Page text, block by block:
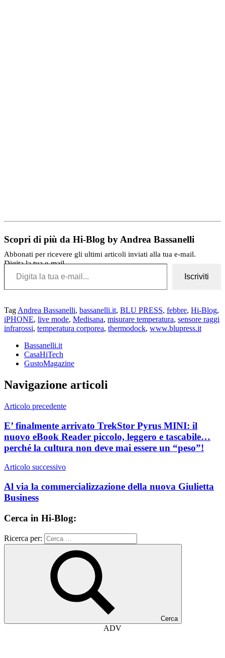
Scopri di più da Hi-Blog by Andrea Bassanelli
Abbonati per ricevere gli ultimi articoli inviati alla tua e-mail.
Digita la tua e-mail...
Iscriviti
Tag Andrea Bassanelli, bassanelli.it, BLU PRESS, febbre, Hi-Blog,
iPHONE, live mode, Medisana, misurare temperatura, sensore raggi
infrarossi, temperatura corporea, thermodock, www.blupress.it
Bassanelli.it
CasaHiTech
GustoMagazine
Navigazione articoli
Articolo precedente
E’ finalmente arrivato TrekStor Pyrus MINI: il
nuovo eBook Reader piccolo, leggero e tascabile…
perché la cultura non deve mai essere un “peso”!
Articolo successivo
Al via la commercializzazione della nuova Giulietta
Business
Cerca in Hi-Blog:
Ricerca per:
Cerca
ADV